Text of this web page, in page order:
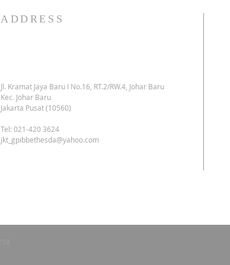
ADDRESS
Jl. Kramat Jaya Baru I No.16, RT.2/RW.4, Johar Baru
Kec. Johar Baru
Jakarta Pusat (10560)
Tel: 021-420 3624
jkt_gpibbethesda@yahoo.com